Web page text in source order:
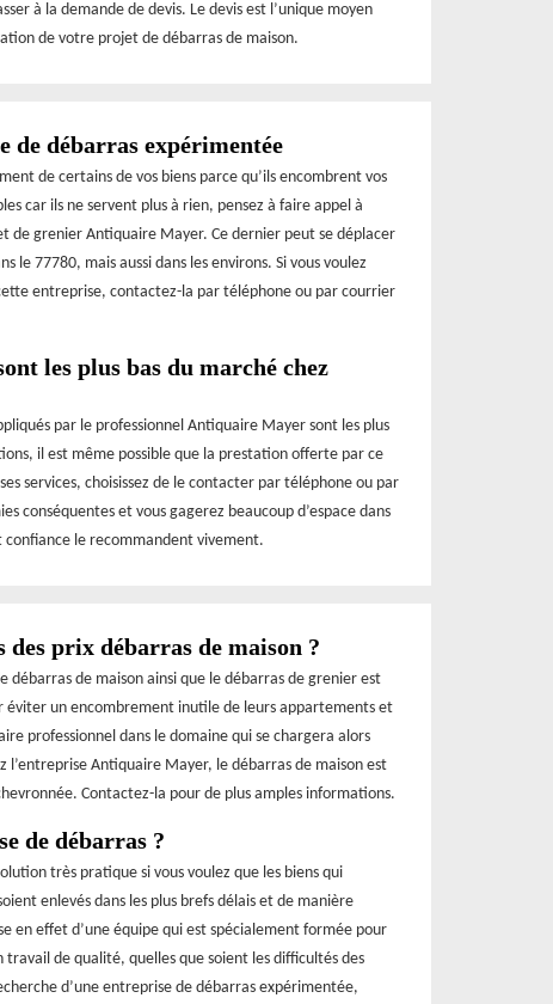
à la demande de devis. Le devis est l’unique moyen
de votre projet de débarras de maison.
de débarras expérimentée
de certains de vos biens parce qu’ils encombrent vos
car ils ne servent plus à rien, pensez à faire appel à
de grenier Antiquaire Mayer. Ce dernier peut se déplacer
le 77780, mais aussi dans les environs. Si vous voulez
entreprise, contactez-la par téléphone ou par courrier
les plus bas du marché chez
par le professionnel Antiquaire Mayer sont les plus
il est même possible que la prestation offerte par ce
services, choisissez de le contacter par téléphone ou par
conséquentes et vous gagerez beaucoup d’espace dans
le recommandent vivement.
prix débarras de maison ?
de maison ainsi que le débarras de grenier est
un encombrement inutile de leurs appartements et
professionnel dans le domaine qui se chargera alors
l’entreprise Antiquaire Mayer, le débarras de maison est
Contactez-la pour de plus amples informations.
de débarras ?
très pratique si vous voulez que les biens qui
enlevés dans les plus brefs délais et de manière
en effet d’une équipe qui est spécialement formée pour
de qualité, quelles que soient les difficultés des
d’une entreprise de débarras expérimentée,